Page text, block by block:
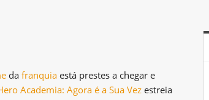
da franquia está prestes a chegar e
Academia: Agora é a Sua Vez estreia